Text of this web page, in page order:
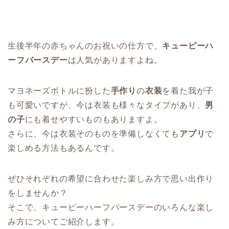
生後半年の赤ちゃんのお祝いの仕方で、 キューピーハ
ーフバースデーは人気がありますよね。
マヨネーズボトルに扮した手作りの衣装を着た我が子
も可愛いですが、今は衣装も様々なタイプがあり、 男
の子にも着せやすいものもありますよ。
さらに、今は衣装そのものを準備しなくても アプリ で
楽しめる方法もあるんです。
ぜひそれぞれの希望に合わせた楽しみ方で思い出作り
をしませんか？
そこで、キューピーハーフバースデーのいろんな楽し
み方についてご紹介します。